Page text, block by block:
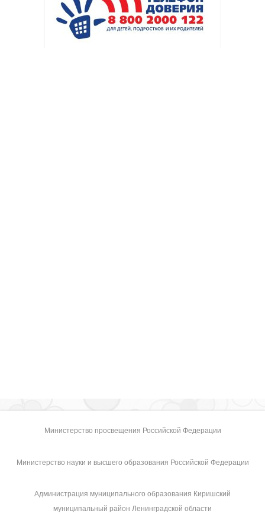
Министерство просвещения Российской Федерации
Министерство науки и высшего образования Российской Федерации
Администрация муниципального образования Киришский
муниципальный район Ленинградской области